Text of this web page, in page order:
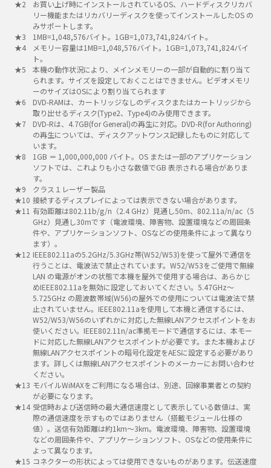
お買い上げ時にインストールされているOS、ハードディスクリカバ
リー機能またはリカバリーディスクを使ってインストールしたOS の
みサポートします。
1MB=1,048,576バイト。1GB=1,073,741,824バイト。
メモリー容量は1MB=1,048,576バイト。1GB=1,073,741,824バイ
ト。
本機の動作状況により、メインメモリーの一部が自動的に割り当て
られます。サイズを設定しておくことはできません。ビデオメモリ
ーのサイズはOSにより割り当てられます
DVD-RAMは、カートリッジなしのディスクまたはカートリッジから
取り出せるディスク(Type2、Type4)のみ使用できます。
DVD-Rは、4.7GB(for General)の再生に対応。DVD-R(for Authoring)
の再生については、ディスクアットワンス記録したものに対応して
います。
1GB ＝ 1,000,000,000 バイト。OS または一部のアプリケーション
ソフトでは、これよりも小さな数値でGB 表示される場合がありま
す。
クラス１レーザー製品
接続するディスプレイによっては表示できない場合があります。
有効距離は802.11b/g/n（2.4 GHz）見通し50m、802.11a/n/ac（5
GHz）見通し30mです（電波環境、障害物、設置環境などの周囲条
件や、アプリケーションソフト、OSなどの使用条件によって異なり
ます）。
IEEE802.11aの5.2GHz/5.3GHz帯(W52/W53)を使って屋外で通信を
行うことは、電波法で禁止されています。W52/W53をご使用で無線
LAN の電源がオンの状態で本機を屋外で使用する場合は、あらかじ
めIEEE802.11aを無効に設定しておいてください。5.47GHz～
5.725GHz の周波数帯域(W56)の屋外での使用については電波法で禁
止されていません。IEEE802.11aを使用して本機と通信するには、
W52/W53/W56のいずれかに対応した無線LANアクセスポイントをお
使いください。IEEE802.11n/ac準拠モードで通信するには、本モー
ドに対応した無線LANアクセスポイントが必要です。また本機および
無線LANアクセスポイントの暗号化設定をAESに設定する必要があり
ます。詳しくは無線LANアクセスポイントのメーカーにお問い合わせ
ください。
モバイルWiMAXをご利用になる場合は、別途、回線事業者との契約
が必要になります。
受信時および送信時の最大通信速度として表示している数値は、実
際の通信速度を示すものではありません（搭載モジュール仕様の
値）。送信有効距離は約1km～3km。電波環境、障害物、設置環境
などの周囲条件や、アプリケーションソフト、OSなどの使用条件に
よって異なります。
コネクターの形状によっては使用できないものがあります。伝送速度